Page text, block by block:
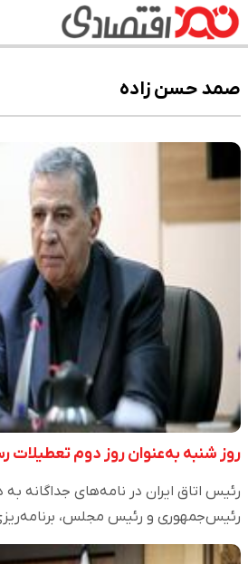
صمد حسن زاده
روز شنبه به‌عنوان روز دوم
رئیس اتاق ایران در نامه‌های جداگانه
رئیس‌جمهوری و رئیس مجلس،